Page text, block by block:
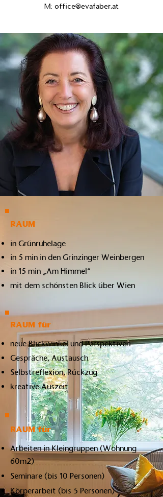
M: office@evafaber.at
in Grünruhelage
in 5 min in den Grinzinger Weinbergen
in 15 min „Am Himmel“
mit dem schönsten Blick über Wien
RAUM
Körperarbeit (bis 5 Personen)
Seminare (bis 10 Personen)
Arbeiten in Kleingruppen (Wohnung
60m2)
RAUM für
neue Blickwinkel und Perspektiven
Gespräche, Austausch
Selbstreflexion, Rückzug
kreative Auszeit
RAUM für